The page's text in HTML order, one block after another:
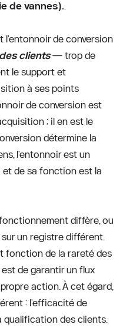
de vannes).
l'entonnoir de conversion
clients — trop de
le support et
à ses points
de conversion est
; il en est le
détermine la
l'entonnoir est un
de sa fonction est la
diffère, ou
un registre différent.
fonction de la rareté des
de garantir un flux
action. À cet égard,
: l'efficacité de
qualification des clients.